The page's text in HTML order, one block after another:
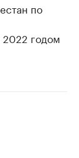
по
годом